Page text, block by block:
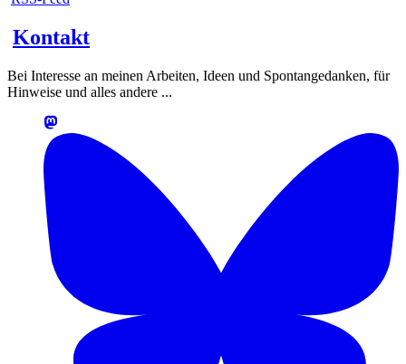
Kontakt
Bei Interesse an meinen Arbeiten, Ideen und Spontangedanken, für
Hinweise und alles andere ...